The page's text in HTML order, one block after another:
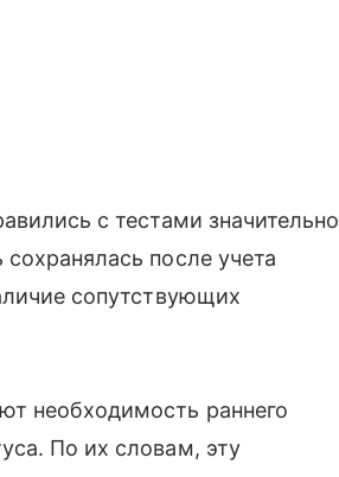
с тестами значительно
после учета
сопутствующих
необходимость раннего
По их словам, эту